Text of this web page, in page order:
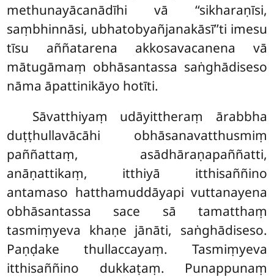
methunayācanādīhi vā ‘‘sikharaṇīsi,
saṃbhinnāsi, ubhatobyañjanakāsī’’ti imesu
tīsu aññatarena akkosavacanena vā
mātugāmaṃ obhāsantassa saṅghādiseso
nāma āpattinikāyo hotīti.
Sāvatthiyaṃ udāyittheraṃ ārabbha
duṭṭhullavācāhi obhāsanavatthusmiṃ
paññattaṃ, asādhāraṇapaññatti,
anāṇattikaṃ, itthiyā itthisaññino
antamaso hatthamuddāyapi vuttanayena
obhāsantassa sace sā tamatthaṃ
tasmiṃyeva khaṇe jānāti, saṅghādiseso.
Paṇḍake thullaccayaṃ. Tasmiṃyeva
itthisaññino dukkaṭaṃ. Punappunaṃ